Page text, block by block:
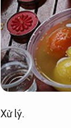
Xử lý.